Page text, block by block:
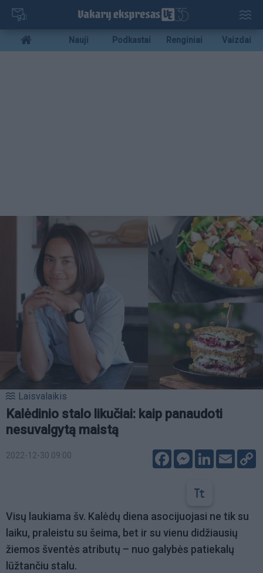
Pereiti
pagrindinį
turinį
Mobile
menu
Nauji Podkastai Renginiai Vaizdai
Laisvalaikis
Kalėdinio stalo likučiai: kaip panaudoti
nesuvalgytą maistą
2022-12-30 09:00 FacebookMessenger
LinkedIn
Email
Visų laukiama šv. Kalėdų diena asocijuojasi ne tik su
laiku, praleistu su šeima, bet ir su vienu didžiausių
žiemos šventės atributų – nuo galybės patiekalų
lūžtančiu stalu.